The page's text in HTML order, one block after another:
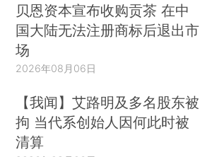
贝恩资本宣布收购贡茶 在中
国大陆无法注册商标后退出市
场
2026年08月06日
【我闻】艾路明及多名股东被
拘 当代系创始人因何此时被
清算